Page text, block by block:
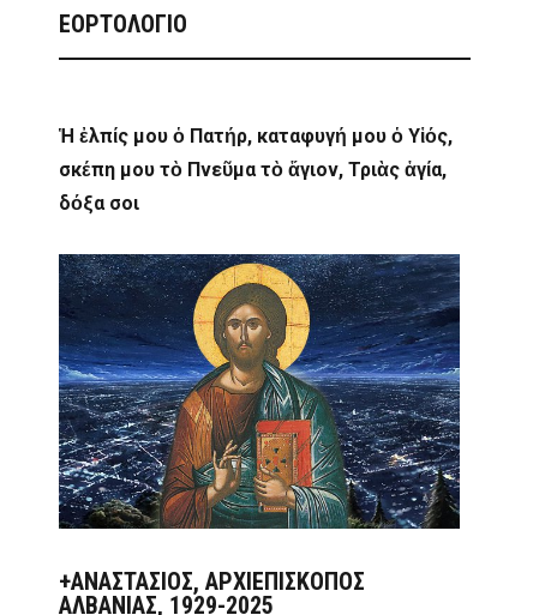
ΕΟΡΤΟΛΟΓΙΟ
Ἡ ἐλπίς μου ὁ Πατήρ, καταφυγή μου ὁ Υἱός,
σκέπη μου τὸ Πνεῦμα τὸ ἅγιον, Τριὰς ἁγία,
δόξα σοι
+ΑΝΑΣΤΆΣΙΟΣ, ΑΡΧΙΕΠΊΣΚΟΠΟΣ
ΑΛΒΑΝΊΑΣ, 1929-2025